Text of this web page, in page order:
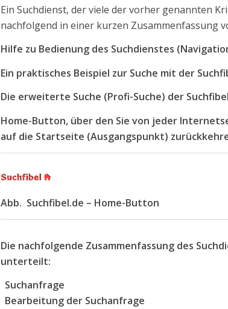
Ein Suchdienst, der viele der vorher genannten
nachfolgend in einer kurzen Zusammenfassung
Hilfe zu Bedienung des Suchdienstes
Ein praktisches Beispiel zur Suche mit der
Die erweiterte Suche (Profi-Suche) der
Home-Button, über den Sie von jeder
auf die Startseite (Ausgangspunkt)
Abb. Suchfibel.de – Home-Button
Die nachfolgende Zusammenfassung des
unterteilt:
Suchanfrage
Bearbeitung der Suchanfrage